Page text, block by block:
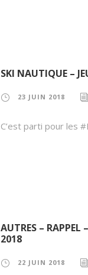
SKI NAUTIQUE –
23 JUIN 2018
C’est parti pour les
AUTRES –
2018
22 JUIN 2018